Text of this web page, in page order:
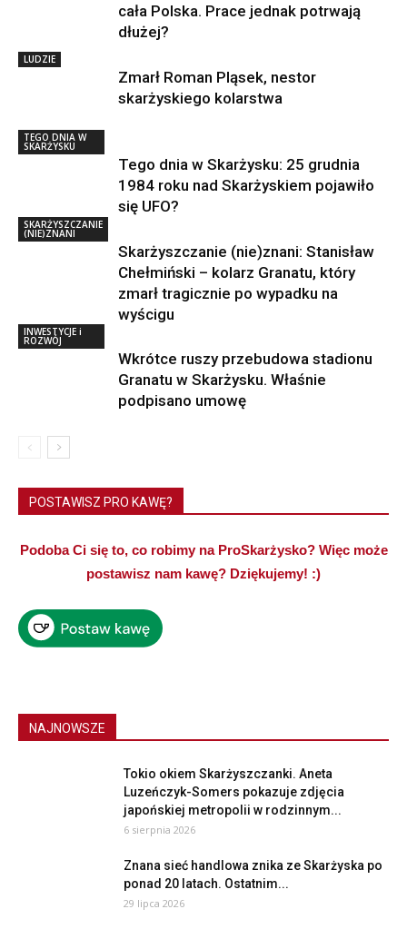
cała Polska. Prace jednak potrwają
dłużej?
LUDZIE
Zmarł Roman Pląsek, nestor
skarżyskiego kolarstwa
TEGO DNIA W
SKARŻYSKU
Tego dnia w Skarżysku: 25 grudnia
1984 roku nad Skarżyskiem pojawiło
się UFO?
SKARŻYSZCZANIE
(NIE)ZNANI
Skarżyszczanie (nie)znani: Stanisław
Chełmiński – kolarz Granatu, który
zmarł tragicznie po wypadku na
wyścigu
INWESTYCJE i
ROZWÓJ
Wkrótce ruszy przebudowa stadionu
Granatu w Skarżysku. Właśnie
podpisano umowę
POSTAWISZ PRO KAWĘ?
Podoba Ci się to, co robimy na ProSkarżysko? Więc może
postawisz nam kawę? Dziękujemy! :)
NAJNOWSZE
Tokio okiem Skarżyszczanki. Aneta
Luzeńczyk-Somers pokazuje zdjęcia
japońskiej metropolii w rodzinnym...
6 sierpnia 2026
Znana sieć handlowa znika ze Skarżyska po
ponad 20 latach. Ostatnim...
29 lipca 2026